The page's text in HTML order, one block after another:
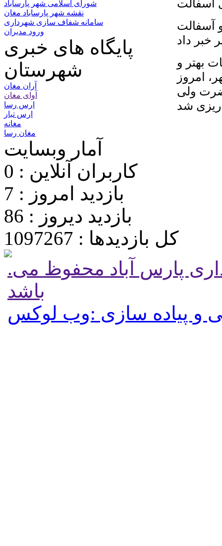
آسفالت
خبر داد
بهتر و
امروز
ولی
شورای اسلامی شهر پارساباد
نقشه شهر پارساباد مغان
سامانه شفاف سازی شهرداری
ورود مدیران
پایگاه های خبری
شهرستان
آران مغان
آوای مغان
ارس رسا
ارس تبار
مغانه
مغان رسا
آمار وبسایت
کاربران آنلاین : 0
بازدید امروز : 7
بازدید دیروز : 86
کل بازدیدها : 1097267
.تمامی حقوق برای پایگاه شهرداری پارس آباد محفوظ می
باشد
و پیاده سازی :وب لوکس